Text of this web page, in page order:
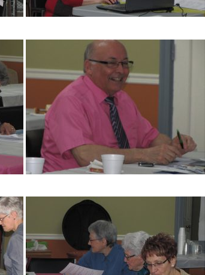
Laure-Gaudreault, Pierrette Denis-
Florianne Vachon